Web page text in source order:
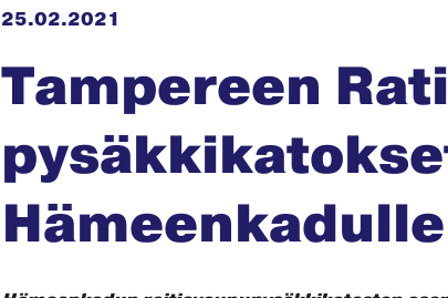
25.02.2021
Tampereen
Hämeenkadulle